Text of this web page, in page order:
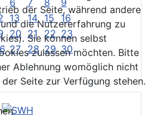
13 14 15
16
20 21 22 23
27 28 29 30
der Seite, während andere
die Nutzererfahrung zu
Sie können selbst
zulassen möchten. Bitte
Ablehnung womöglich nicht
Seite zur Verfügung stehen.